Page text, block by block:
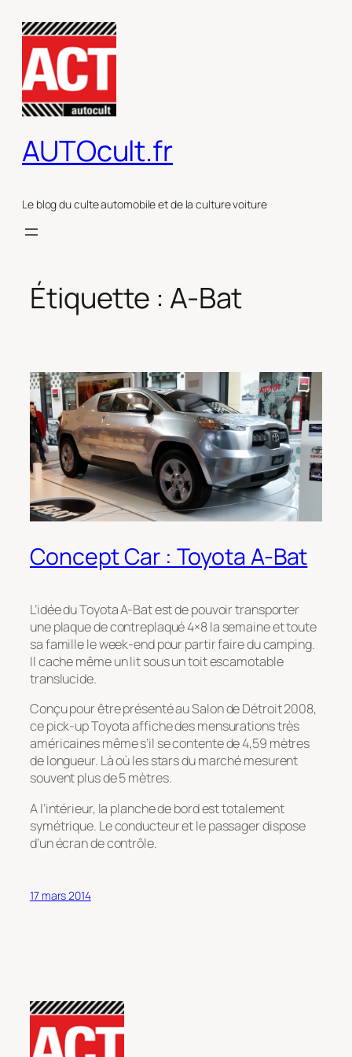
contenu
AUTOcult.fr
Le blog du culte automobile et de la culture voiture
Étiquette : A-Bat
Concept Car : Toyota A-Bat
L’idée du Toyota A-Bat est de pouvoir transporter
une plaque de contreplaqué 4×8 la semaine et toute
sa famille le week-end pour partir faire du camping.
Il cache même un lit sous un toit escamotable
translucide.
Conçu pour être présenté au Salon de Détroit 2008,
ce pick-up Toyota affiche des mensurations très
américaines même s’il se contente de 4,59 mètres
de longueur. Là où les stars du marché mesurent
souvent plus de 5 mètres.
A l’intérieur, la planche de bord est totalement
symétrique. Le conducteur et le passager dispose
d’un écran de contrôle.
17 mars 2014